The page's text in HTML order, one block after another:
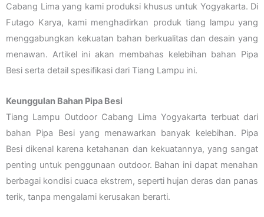
Cabang Lima yang kami produksi khusus untuk Yogyakarta. Di
Futago Karya, kami menghadirkan produk tiang lampu yang
menggabungkan kekuatan bahan berkualitas dan desain yang
menawan. Artikel ini akan membahas kelebihan bahan Pipa
Besi serta detail spesifikasi dari Tiang Lampu ini.
Keunggulan Bahan Pipa Besi
Tiang Lampu Outdoor Cabang Lima Yogyakarta terbuat dari
bahan Pipa Besi yang menawarkan banyak kelebihan. Pipa
Besi dikenal karena ketahanan dan kekuatannya, yang sangat
penting untuk penggunaan outdoor. Bahan ini dapat menahan
berbagai kondisi cuaca ekstrem, seperti hujan deras dan panas
terik, tanpa mengalami kerusakan berarti.